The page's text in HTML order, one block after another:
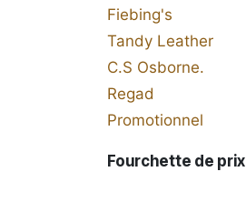
Fiebing's
Tandy Leather
C.S Osborne.
Regad
Promotionnel
Fourchette de prix